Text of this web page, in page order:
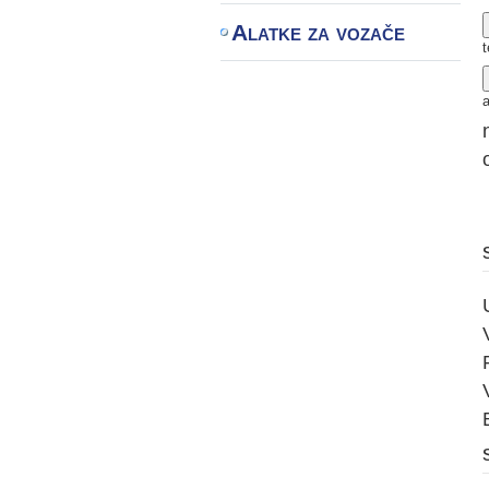
Alatke za vozače